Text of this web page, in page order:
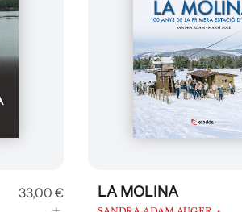
33,00 € LA MOLINA